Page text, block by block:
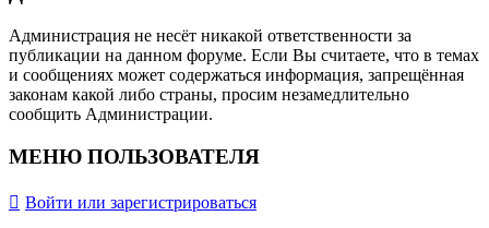
Администрация не несёт никакой ответственности за
публикации на данном форуме. Если Вы считаете, что в темах
и сообщениях может содержаться информация, запрещённая
законам какой либо страны, просим незамедлительно
сообщить Администрации.
МЕНЮ ПОЛЬЗОВАТЕЛЯ
Войти или зарегистрироваться